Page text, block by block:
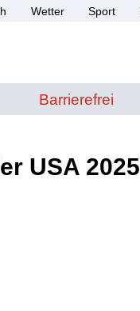
Wetter Sport
Barrierefrei
Barrierefrei
USA 2025